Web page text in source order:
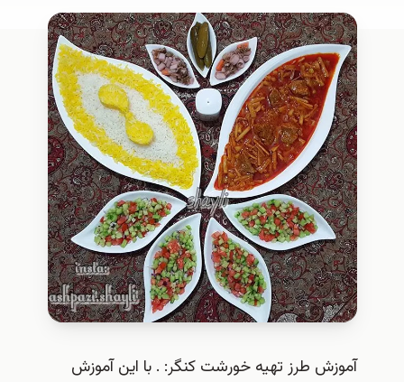
آموزش طرز تهیه خورشت کنگر: . با این آموزش